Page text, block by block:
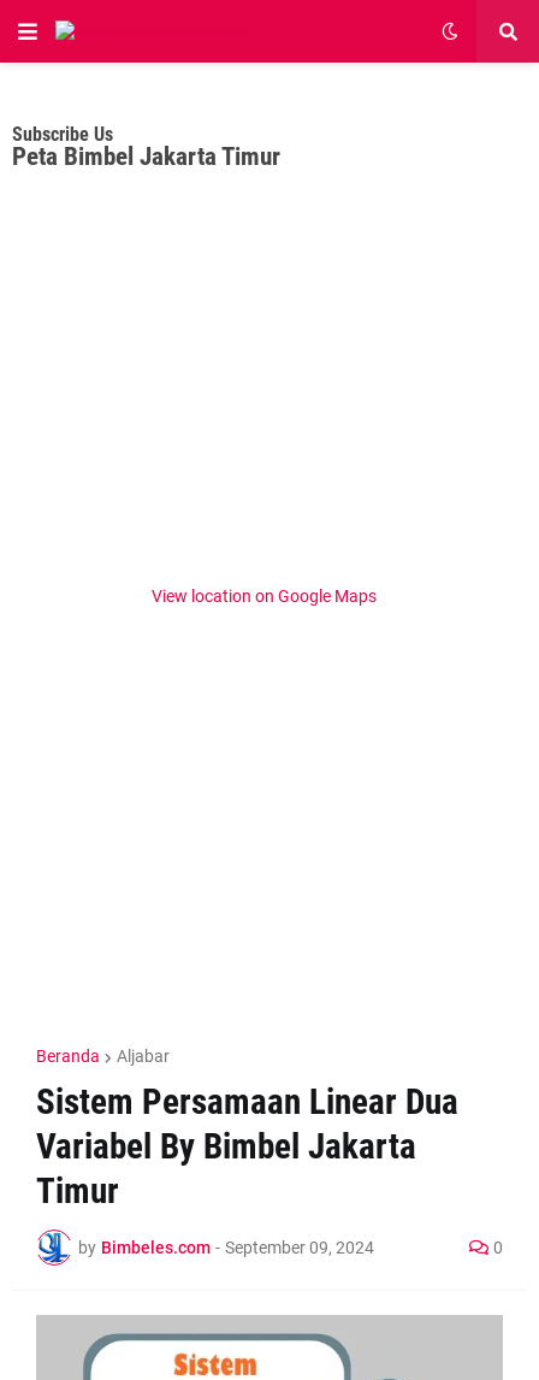
Subscribe Us
Peta Bimbel Jakarta Timur
View location on Google Maps
Beranda Aljabar
Sistem Persamaan Linear Dua
Variabel By Bimbel Jakarta
Timur
by Bimbeles.com - September 09, 2024 0